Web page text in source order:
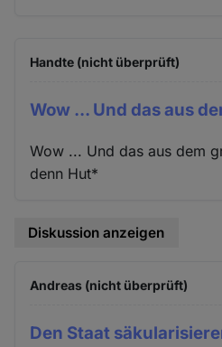
Handte (nicht überprüft)
Wow ... Und das aus
Wow ... Und das aus dem
denn Hut*
Diskussion anzeigen
Andreas (nicht überprüft)
Den Staat